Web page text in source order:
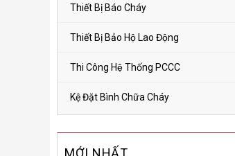
Thiết Bị Báo Cháy
Thiết Bị Bảo Hộ Lao Động
Thi Công Hệ Thống PCCC
Kệ Đặt Bình Chữa Cháy
MỚI NHẤT